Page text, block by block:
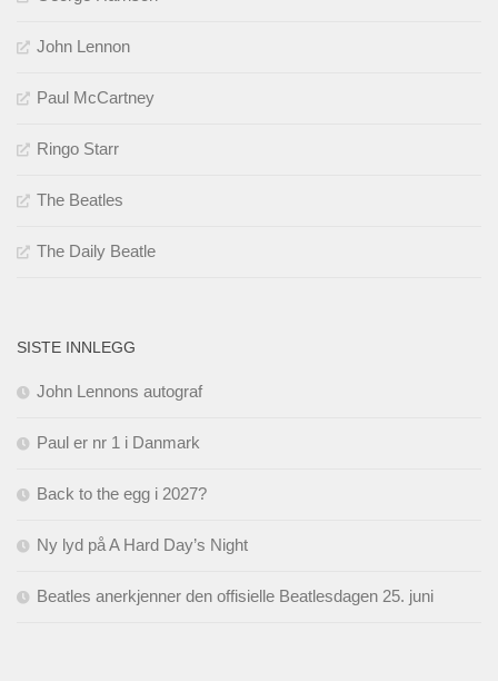
John Lennon
Paul McCartney
Ringo Starr
The Beatles
The Daily Beatle
SISTE INNLEGG
John Lennons autograf
Paul er nr 1 i Danmark
Back to the egg i 2027?
Ny lyd på A Hard Day’s Night
Beatles anerkjenner den offisielle Beatlesdagen 25. juni